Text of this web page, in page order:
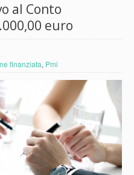
al Conto
euro
finanziata, Pmi